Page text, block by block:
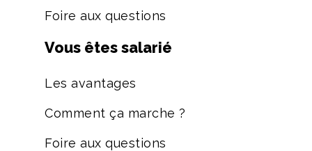
Foire aux questions
Vous êtes salarié
Les avantages
Comment ça marche ?
Foire aux questions